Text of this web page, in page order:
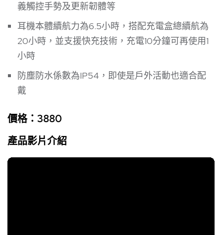
義觸控手勢及更新韌體等
耳機本體續航力為6.5小時，搭配充電盒總續航為
20小時，並支援快充技術，充電10分鐘可再使用1
小時
防塵防水係數為IP54，即使是戶外活動也適合配
戴
價格：3880
產品影片介紹